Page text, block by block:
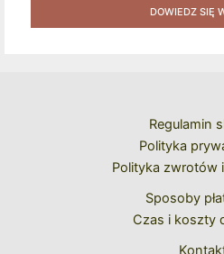
Naklejek + Książka
Kolejne
DOWIEDZ SIĘ
Regulamin
Polityka
Polityka zwrotów
Sposoby
Czas i koszty